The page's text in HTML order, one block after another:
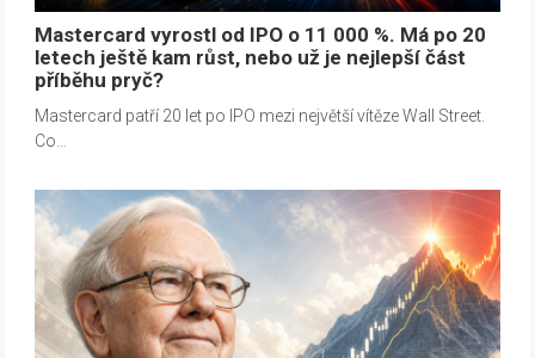
Mastercard vyrostl od IPO o 11 000 %. Má po 20
letech ještě kam růst, nebo už je nejlepší část
příběhu pryč?
Mastercard patří 20 let po IPO mezi největší vítěze Wall Street.
Co…